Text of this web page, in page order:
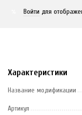
Войти для
Характеристики
Название модификации
Артикул